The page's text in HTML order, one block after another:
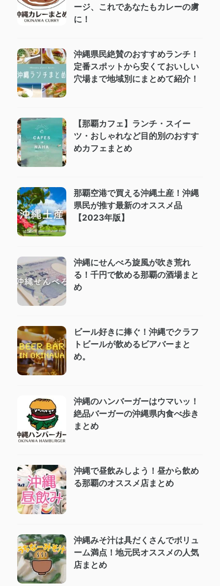
ージ、これであなたもカレーの虜
に！
沖縄県民絶賛のおすすめランチ！
定番スポットから安くておいしい
穴場まで地域別にまとめて紹介！
【那覇カフェ】ランチ・スイー
ツ・おしゃれなど目的別のおすす
めカフェまとめ
那覇空港で買える沖縄土産！沖縄
県民が推す最新のオススメ品
【2023年版】
沖縄にせんべろ旋風が吹き荒れ
る！千円で飲める那覇の酒場まと
め
ビール好きに捧ぐ！沖縄でクラフ
トビールが飲めるビアバーまと
め。
沖縄のハンバーガーはウマいッ！
絶品バーガーの沖縄県内食べ歩き
まとめ
沖縄で昼飲みしよう！昼から飲め
る那覇のオススメ店まとめ
沖縄みそ汁は具だくさんでボリュ
ーム満点！地元民オススメの人気
店まとめ